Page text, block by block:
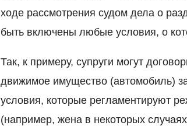
ходе рассмотрения судом дела о
быть включены любые условия, о
Так, к примеру, супруги могут
движимое имущество (автомобиль)
условия, которые регламентируют
(например, жена в некоторых